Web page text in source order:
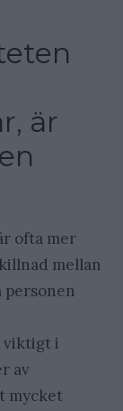
är
ofta mer
mellan
personen
viktigt i
av
mycket